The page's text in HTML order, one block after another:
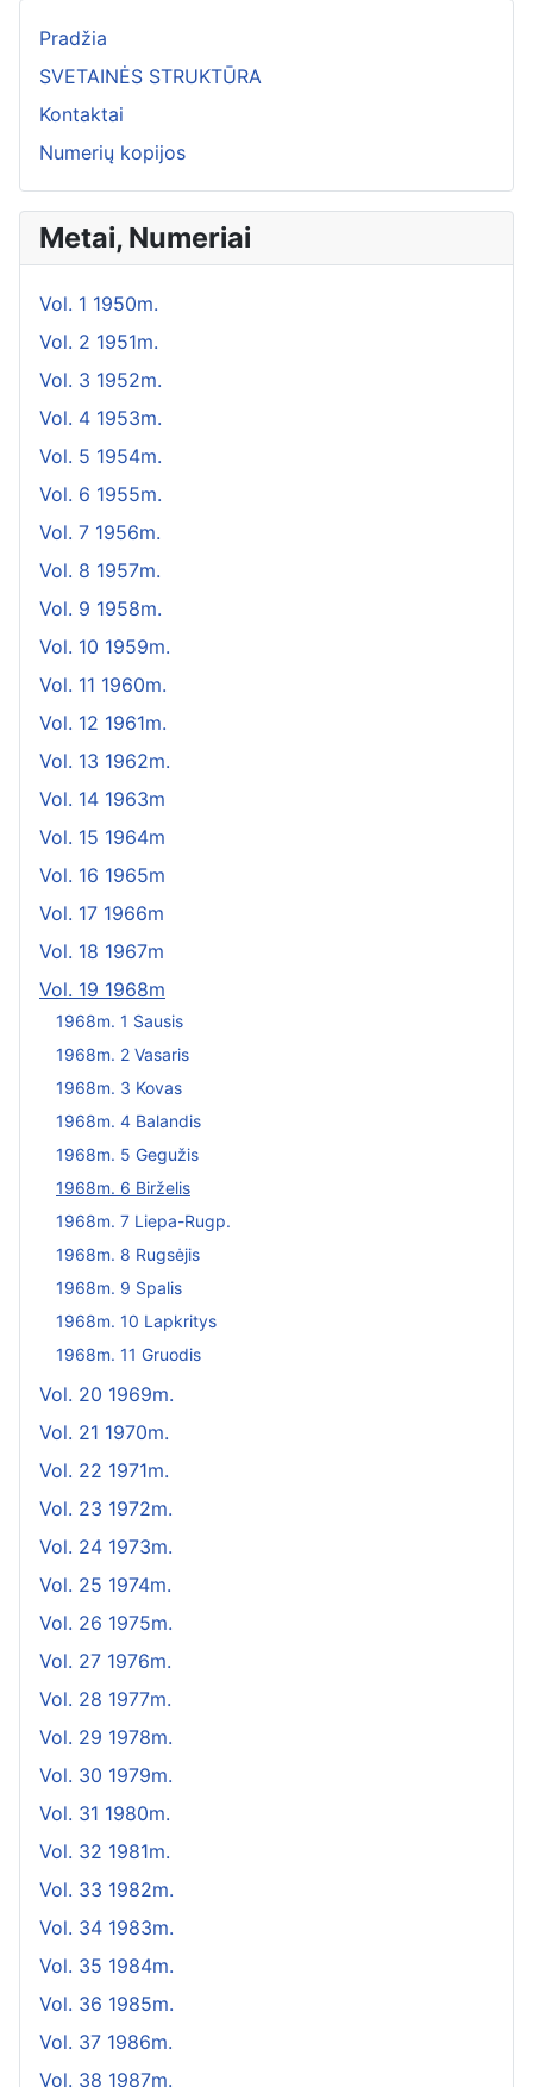
Pradžia
SVETAINĖS STRUKTŪRA
Kontaktai
Numerių kopijos
Metai, Numeriai
Vol. 1 1950m.
Vol. 2 1951m.
Vol. 3 1952m.
Vol. 4 1953m.
Vol. 5 1954m.
Vol. 6 1955m.
Vol. 7 1956m.
Vol. 8 1957m.
Vol. 9 1958m.
Vol. 10 1959m.
Vol. 11 1960m.
Vol. 12 1961m.
Vol. 13 1962m.
Vol. 14 1963m
Vol. 15 1964m
Vol. 16 1965m
Vol. 17 1966m
Vol. 18 1967m
Vol. 19 1968m
1968m. 1 Sausis
1968m. 2 Vasaris
1968m. 3 Kovas
1968m. 4 Balandis
1968m. 5 Gegužis
1968m. 6 Birželis
1968m. 7 Liepa-Rugp.
1968m. 8 Rugsėjis
1968m. 9 Spalis
1968m. 10 Lapkritys
1968m. 11 Gruodis
Vol. 20 1969m.
Vol. 21 1970m.
Vol. 22 1971m.
Vol. 23 1972m.
Vol. 24 1973m.
Vol. 25 1974m.
Vol. 26 1975m.
Vol. 27 1976m.
Vol. 28 1977m.
Vol. 29 1978m.
Vol. 30 1979m.
Vol. 31 1980m.
Vol. 32 1981m.
Vol. 33 1982m.
Vol. 34 1983m.
Vol. 35 1984m.
Vol. 36 1985m.
Vol. 37 1986m.
Vol. 38 1987m.